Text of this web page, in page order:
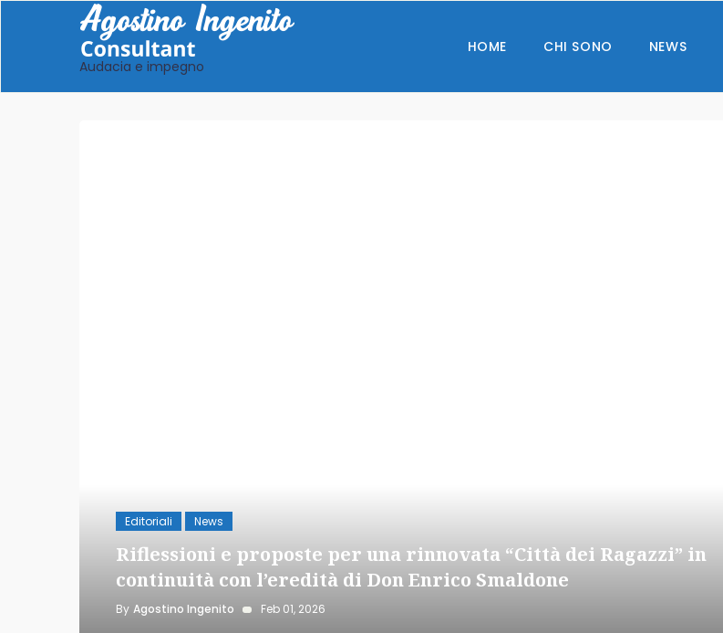
Audacia e impegno
HOME CHI SONO NEWS
Editoriali News
Riflessioni e proposte per una rinnovata “Città dei Ragazzi” in
continuità con l’eredità di Don Enrico Smaldone
By Agostino Ingenito Feb 01, 2026